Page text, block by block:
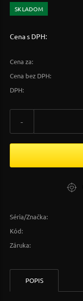
SKLADOM
Cena s DPH:
Cena za:
Cena bez DPH:
DPH:
-
Séria/Značka:
Kód:
Záruka:
POPIS